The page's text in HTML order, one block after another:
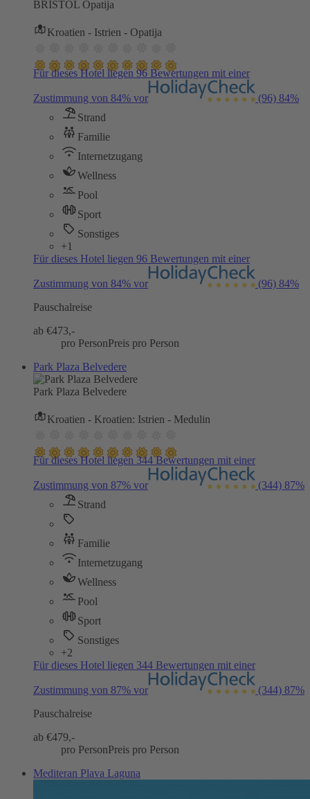
BRISTOL Opatija
Kroatien - Istrien - Opatija
Für dieses Hotel liegen 96 Bewertungen mit einer
Zustimmung von 84% vor (96) 84%
Strand
Familie
Internetzugang
Wellness
Pool
Sport
Sonstiges
+1
Für dieses Hotel liegen 96 Bewertungen mit einer
Zustimmung von 84% vor (96) 84%
Pauschalreise
ab €473,-
pro PersonPreis pro Person
Park Plaza Belvedere
Park Plaza Belvedere
Kroatien - Kroatien: Istrien - Medulin
Für dieses Hotel liegen 344 Bewertungen mit einer
Zustimmung von 87% vor (344) 87%
Strand
Familie
Internetzugang
Wellness
Pool
Sport
Sonstiges
+2
Für dieses Hotel liegen 344 Bewertungen mit einer
Zustimmung von 87% vor (344) 87%
Pauschalreise
ab €479,-
pro PersonPreis pro Person
Mediteran Plava Laguna